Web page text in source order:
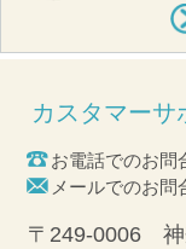
カスタマーサ
お電話でのお問
メールでのお問
〒249-0006 神